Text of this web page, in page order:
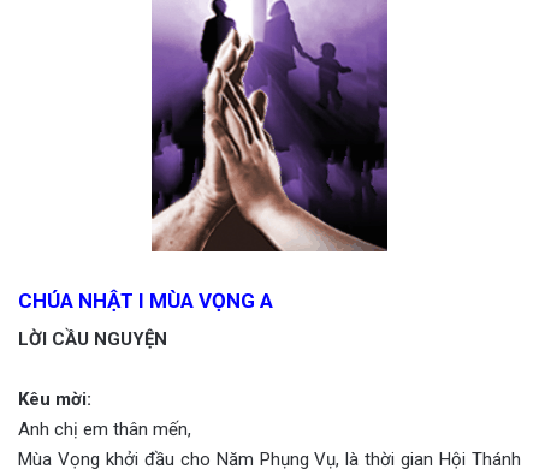
CHÚA NHẬT I MÙA VỌNG A
LỜI CẦU NGUYỆN
Kêu mời:
Anh chị em thân mến,
Mùa Vọng khởi đầu cho Năm Phụng Vụ, là thời gian Hội Thánh